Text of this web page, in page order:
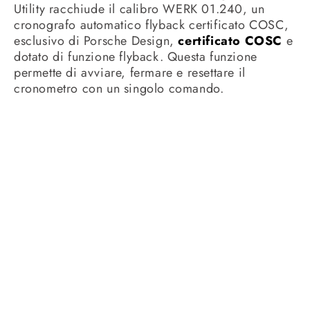
Utility racchiude il calibro WERK 01.240, un
cronografo automatico flyback certificato COSC,
esclusivo di Porsche Design,certificato COSC e
dotato di funzione flyback. Questa funzione
permette di avviare, fermare e resettare il
cronometro con un singolo comando.